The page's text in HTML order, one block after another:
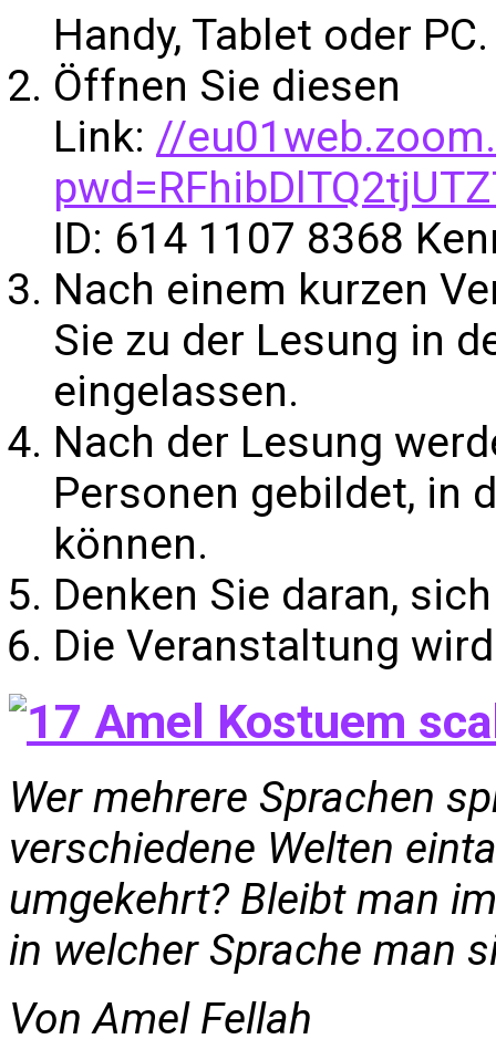
Handy, Tablet oder PC.
Öffnen Sie diesen
Link: //
ID: 614 1107 8368
Nach einem kurzen
Sie zu der Lesung in
eingelassen.
Nach der Lesung
Personen gebildet, in
können.
Denken Sie daran,
Die Veranstaltung
Wer mehrere Sprachen
verschiedene Welten
umgekehrt? Bleibt man
in welcher Sprache man
Von Amel Fellah